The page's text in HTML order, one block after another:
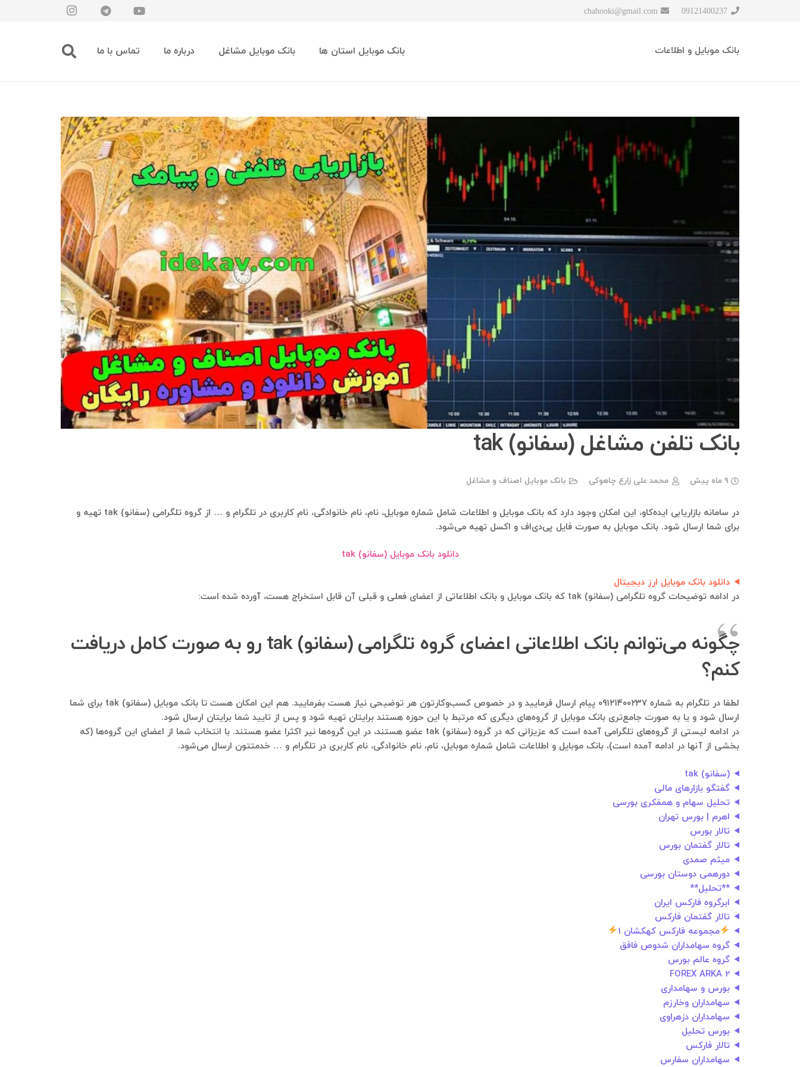
09121400237
chahooki@gmail.com
بانک موبایل و اطلاعات بانک موبایل استان ها بانک موبایل مشاغل درباره ما تماس با ما
بانک تلفن مشاغل (سفانو) tak
9 ماه پیش محمد علی زارع چاهوکی بانک موبایل اصناف و مشاغل
در سامانه بازاریابی ایده‌کاو، این امکان وجود دارد که بانک موبایل و اطلاعات شامل شماره موبایل، نام، نام خانوادگی، نام کاربری در تلگرام و … از گروه تلگرامی (سفانو) tak تهیه و
برای شما ارسال شود. بانک موبایل به صورت فایل پی‌دی‌اف و اکسل تهیه می‌شود.
دانلود بانک موبایل (سفانو) tak
دانلود بانک موبایل ارز دیجیتال
در ادامه توضیحات گروه تلگرامی (سفانو) tak که بانک موبایل و بانک اطلاعاتی از اعضای فعلی و قبلی آن قابل استخراج هست، آورده شده است:
چگونه می‌توانم بانک اطلاعاتی اعضای گروه تلگرامی (سفانو) tak رو به صورت کامل دریافت
کنم؟
لطفا در تلگرام به شماره ۰۹۱۲۱۴۰۰۲۳۷ پیام ارسال فرمایید و در خصوص کسب‌وکارتون هر توضیحی نیاز هست بفرمایید. هم این امکان هست تا بانک موبایل (سفانو) tak برای شما
ارسال شود و یا به صورت جامع‌تری بانک موبایل از گروه‌های دیگری که مرتبط با این حوزه هستند برایتان تهیه شود و پس از تایید شما برایتان ارسال شود.
در ادامه لیستی از گروه‌های تلگرامی آمده است که عزیزانی که در گروه (سفانو) tak عضو هستند، در این گروه‌ها نیر اکثرا عضو هستند. با انتخاب شما از اعضای این گروه‌ها (که
بخشی از آنها در ادامه آمده است)، بانک موبایل و اطلاعات شامل شماره موبایل، نام، نام خانوادگی، نام کاربری در تلگرام و … خدمتتون ارسال می‌شود.
(سفانو) tak
گفتگو بازارهای مالی
تحلیل سهام و همفکری بورسی
اهرم | بورس تهران
تالار بورس
تالار گفتمان بورس
میثم صمدی
دورهمی دوستان بورسی
**تحلیل**
ابرگروه فارکس ایران
تالار گفتمان فارکس
مجموعه فارکس کهکشان 1
گروه سهامداران شدوص فافق
گروه عالم بورس
FOREX ARKA 2
بورس و سهامداری
سهامداران وخارزم
سهامداران دزهراوی
بورس تحلیل
تالار فارکس
سهامداران سفارس